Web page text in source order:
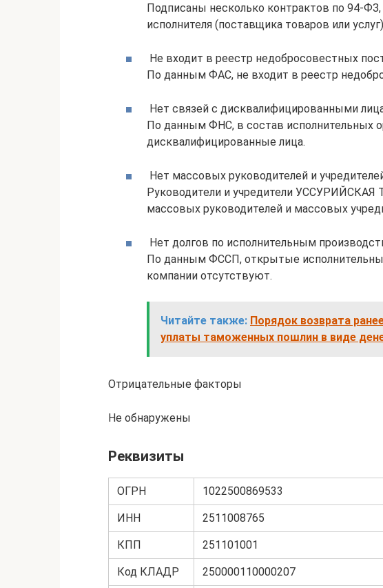
Подписаны несколько контрактов по 94-
исполнителя (поставщика товаров или
Не входит в реестр недобросовестных
По данным ФАС, не входит в реестр
Нет связей с дисквалифицированными
По данным ФНС, в состав исполнительных
дисквалифицированные лица.
Нет массовых руководителей и
Руководители и учредители
массовых руководителей и массовых
Нет долгов по исполнительным
По данным ФССП, открытые
компании отсутствуют.
Читайте также: Порядок возврата
уплаты таможенных пошлин в виде
Отрицательные факторы
Не обнаружены
Реквизиты
ОГРН 1022500869533
ИНН 2511008765
КПП 251101001
Код КЛАДР 250000110000207